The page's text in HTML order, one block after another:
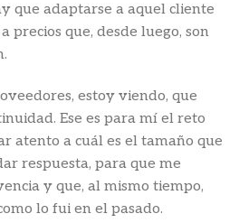
que adaptarse a aquel cliente
precios que, desde luego, son
estoy viendo, que
Ese es para mí el reto
atento a cuál es el tamaño que
respuesta, para que me
y que, al mismo tiempo,
lo fui en el pasado.